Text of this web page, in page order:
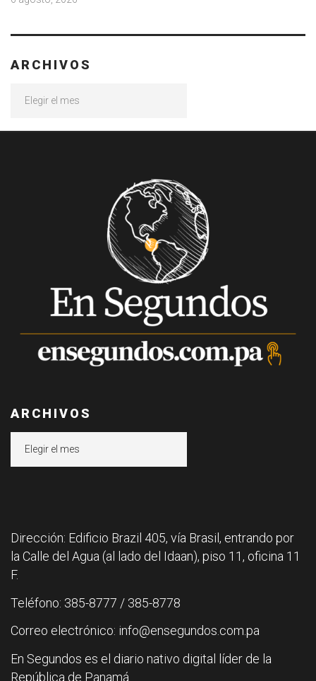
ARCHIVOS
ARCHIVOS
Dirección: Edificio Brazil 405, vía Brasil, entrando por
la Calle del Agua (al lado del Idaan), piso 11, oficina 11
F.
Teléfono: 385-8777 / 385-8778
Correo electrónico: info@ensegundos.com.pa
En Segundos es el diario nativo digital líder de la
República de Panamá.